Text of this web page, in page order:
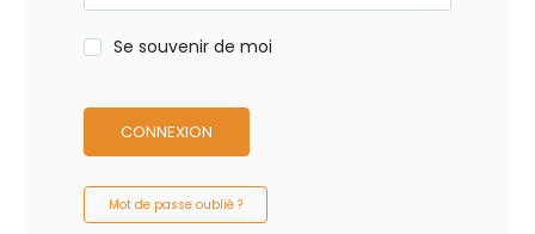
Se souvenir de moi
CONNEXION
Mot de passe oublié ?